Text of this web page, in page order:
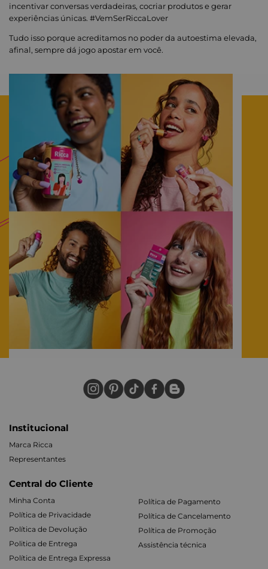
incentivar conversas verdadeiras, cocriar produtos e gerar
experiências únicas. #VemSerRiccaLover
Tudo isso porque acreditamos no poder da autoestima elevada,
afinal, sempre dá jogo apostar em você.
Institucional
Marca Ricca
Representantes
Central do Cliente
Minha Conta
Política de Privacidade
Política de Devolução
Politica de Entrega
Política de Entrega Expressa
Política de Pagamento
Política de Cancelamento
Política de Promoção
Assistência técnica